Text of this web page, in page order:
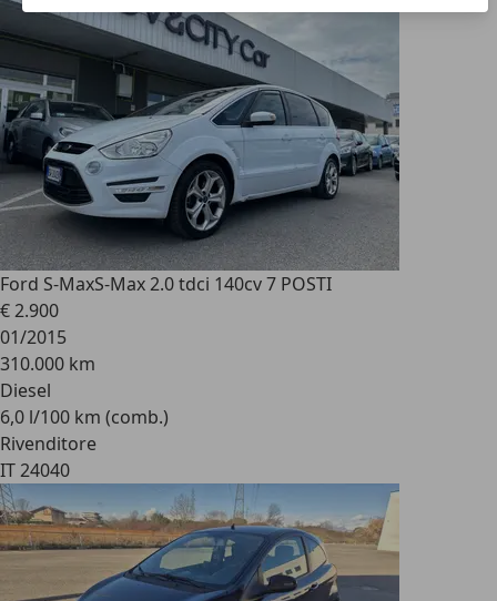
Ford S-MaxS-Max 2.0 tdci 140cv 7 POSTI
€ 2.900
01/2015
310.000 km
Diesel
6,0 l/100 km (comb.)
Rivenditore
IT 24040